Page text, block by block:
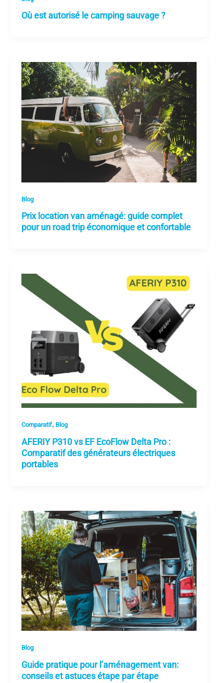
Où est autorisé le camping sauvage ?
Blog
Prix location van aménagé: guide complet
pour un road trip économique et confortable
Comparatif, Blog
AFERIY P310 vs EF EcoFlow Delta Pro :
Comparatif des générateurs électriques
portables
Blog
Guide pratique pour l’aménagement van:
conseils et astuces étape par étape